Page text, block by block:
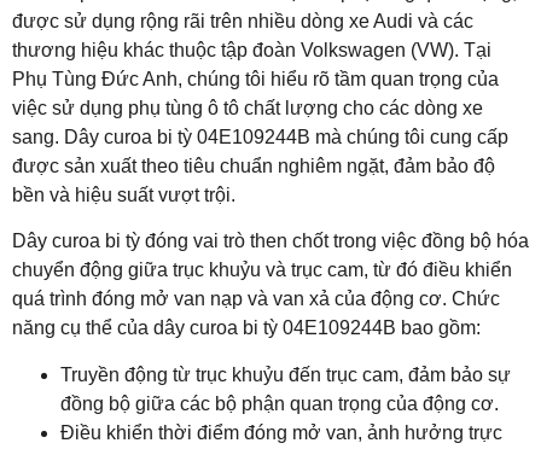
được sử dụng rộng rãi trên nhiều dòng xe Audi và các
thương hiệu khác thuộc tập đoàn Volkswagen (VW). Tại
Phụ Tùng Đức Anh, chúng tôi hiểu rõ tầm quan trọng của
việc sử dụng phụ tùng ô tô chất lượng cho các dòng xe
sang. Dây curoa bi tỳ 04E109244B mà chúng tôi cung cấp
được sản xuất theo tiêu chuẩn nghiêm ngặt, đảm bảo độ
bền và hiệu suất vượt trội.
Dây curoa bi tỳ đóng vai trò then chốt trong việc đồng bộ hóa
chuyển động giữa trục khuỷu và trục cam, từ đó điều khiển
quá trình đóng mở van nạp và van xả của động cơ. Chức
năng cụ thể của dây curoa bi tỳ 04E109244B bao gồm:
Truyền động từ trục khuỷu đến trục cam, đảm bảo sự
đồng bộ giữa các bộ phận quan trọng của động cơ.
Điều khiển thời điểm đóng mở van, ảnh hưởng trực